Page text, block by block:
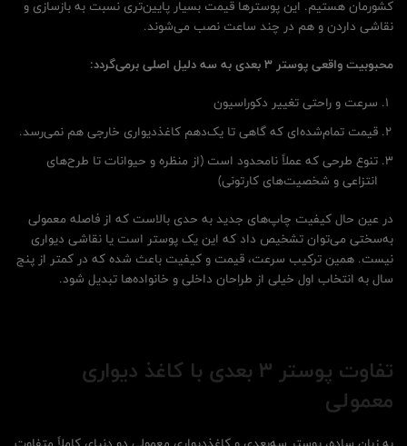
کشورمان هستیم. این پوسترها قیمت بسیار پایین‌تری نسبت به بازسازی و
نقاشی داردن و هم در چند ساعت نصب می‌شوند.
محبوبیت واقعی پوستر 3 بعدی به سه دلیل اصلی برمی‌گردد:
سرعت و راحتی تغییر دکوراسیون
قیمت تمام‌شده‌ای که گاهی تا یک‌دهم کاغذدیواری خارجی هم نمی‌رسد.
تنوع طرحی که عملاً نامحدود است (از منظره و حیوانات تا طرح‌های
انتزاعی و شخصیت‌های کارتونی)
در عین حال کیفیت چاپ‌های جدید به حدی بالاست که از فاصله معمولی
به‌سختی می‌توان تشخیص داد که این یک پوستر است یا نقاشی دیواری
نیست. همین ترکیب سرعت، قیمت و کیفیت باعث شده که در کمتر از پنج
سال به انتخاب اول خیلی از طراحان داخلی و خانواده‌ها تبدیل شود.
تفاوت پوستر 3 بعدی با کاغذ دیواری
معمولی